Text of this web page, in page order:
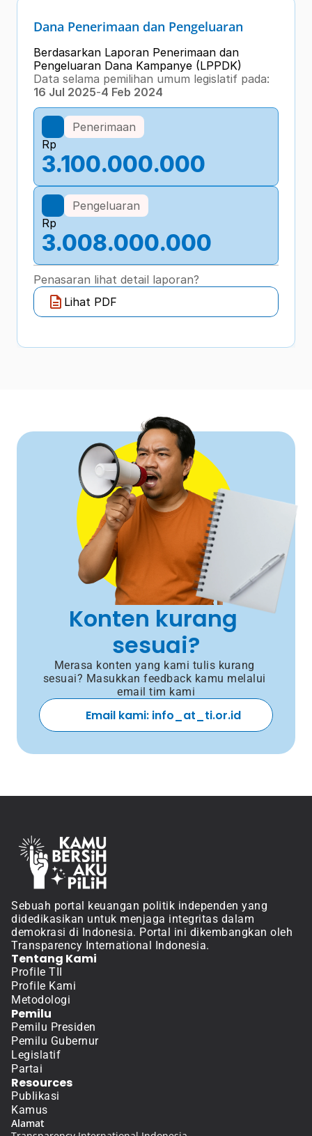
Dana Penerimaan dan Pengeluaran
Berdasarkan Laporan Penerimaan dan
Pengeluaran Dana Kampanye (LPPDK)
Data selama pemilihan umum legislatif pada:
16 Jul 2025-4 Feb 2024
Penerimaan
Rp
3.100.000.000
Pengeluaran
Rp
3.008.000.000
Penasaran lihat detail laporan?
Lihat PDF
Konten kurang
sesuai?
Merasa konten yang kami tulis kurang
sesuai? Masukkan feedback kamu melalui
email tim kami
Email kami: info_at_ti.or.id
Sebuah portal keuangan politik independen yang
didedikasikan untuk menjaga integritas dalam
demokrasi di Indonesia. Portal ini dikembangkan oleh
Transparency International Indonesia.
Tentang Kami
Profile TII
Profile Kami
Metodologi
Pemilu
Pemilu Presiden
Pemilu Gubernur
Legislatif
Partai
Resources
Publikasi
Kamus
Alamat